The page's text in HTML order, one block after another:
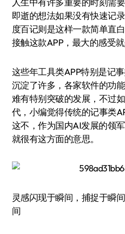
即逝的想法如果没有快速记
度百记则是这样一款简单直
接触这款APP，最大的感受就
这些年工具类APP特别是记
沉淀了许多，各家软件的功
难有特别突破的发展，不过
代，小编觉得传统的记事类
这不，作为国内AI发展的领
就很有这方面的意思。
灵感闪现于瞬间，捕捉于瞬
间